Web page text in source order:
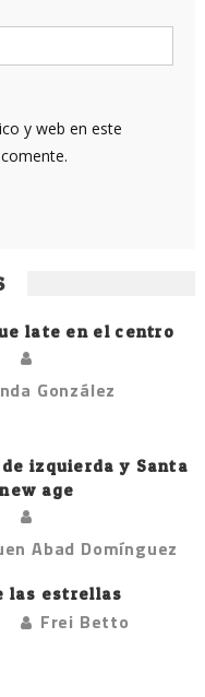
y web en este
late en el centro
González
izquierda y Santa
age
Abad Domínguez
las estrellas
Frei Betto